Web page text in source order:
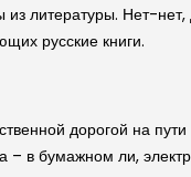
литературы. Нет-
русские книги.
дорогой на
– в бумажном ли,